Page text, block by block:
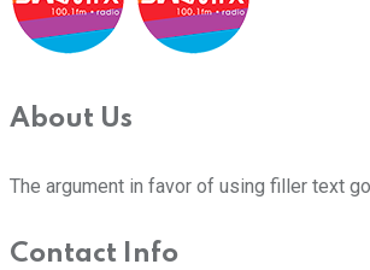
About Us
The argument in favor of using filler text
Contact Info